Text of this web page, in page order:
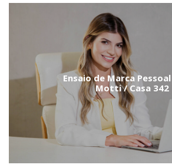
Ensaio de Marca
Motti / Casa 342